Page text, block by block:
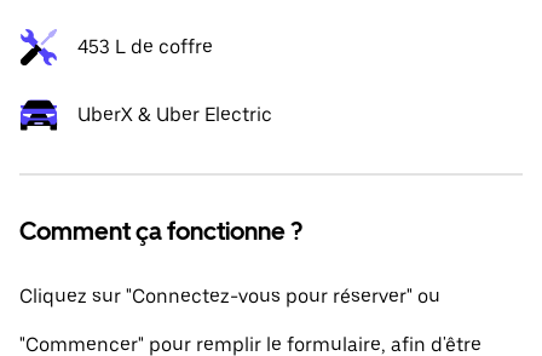
453 L de coffre
UberX & Uber Electric
Comment ça fonctionne ?
Cliquez sur "Connectez-vous pour réserver" ou
"Commencer" pour remplir le formulaire, afin d'être